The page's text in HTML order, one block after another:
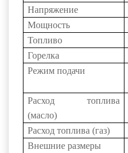
Напряжение
Мощность
Топливо
Горелка
Режим подачи
Расход топлива
(масло)
Расход топлива (газ)
Внешние размеры